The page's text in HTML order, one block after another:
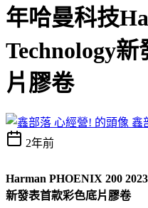
年哈曼科技
Technology
片膠卷
鑫
2年前
Harman PHOENIX 200
新發表首款彩色底片膠卷